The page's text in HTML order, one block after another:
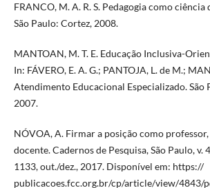
FRANCO, M. A. R. S. Pedagogia como ciência
São Paulo: Cortez, 2008.
MANTOAN, M. T. E. Educação Inclusiva-
In: FÁVERO, E. A. G.; PANTOJA, L. de M.;
Atendimento Educacional Especializado. São
2007.
NÓVOA, A. Firmar a posição como
docente. Cadernos de Pesquisa, São Paulo, v.
1133, out./dez., 2017. Disponível em: https://
publicacoes.fcc.org.br/cp/article/view/4843/